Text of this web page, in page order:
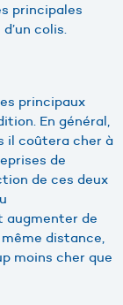
principales
colis.
principaux
En général,
il coûtera cher à
de
de ces deux
augmenter de
distance,
moins cher que